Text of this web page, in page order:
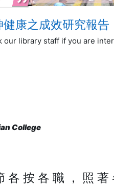
康之成效研究報告
our library staff if you are
College
各 按 各 職 ， 照